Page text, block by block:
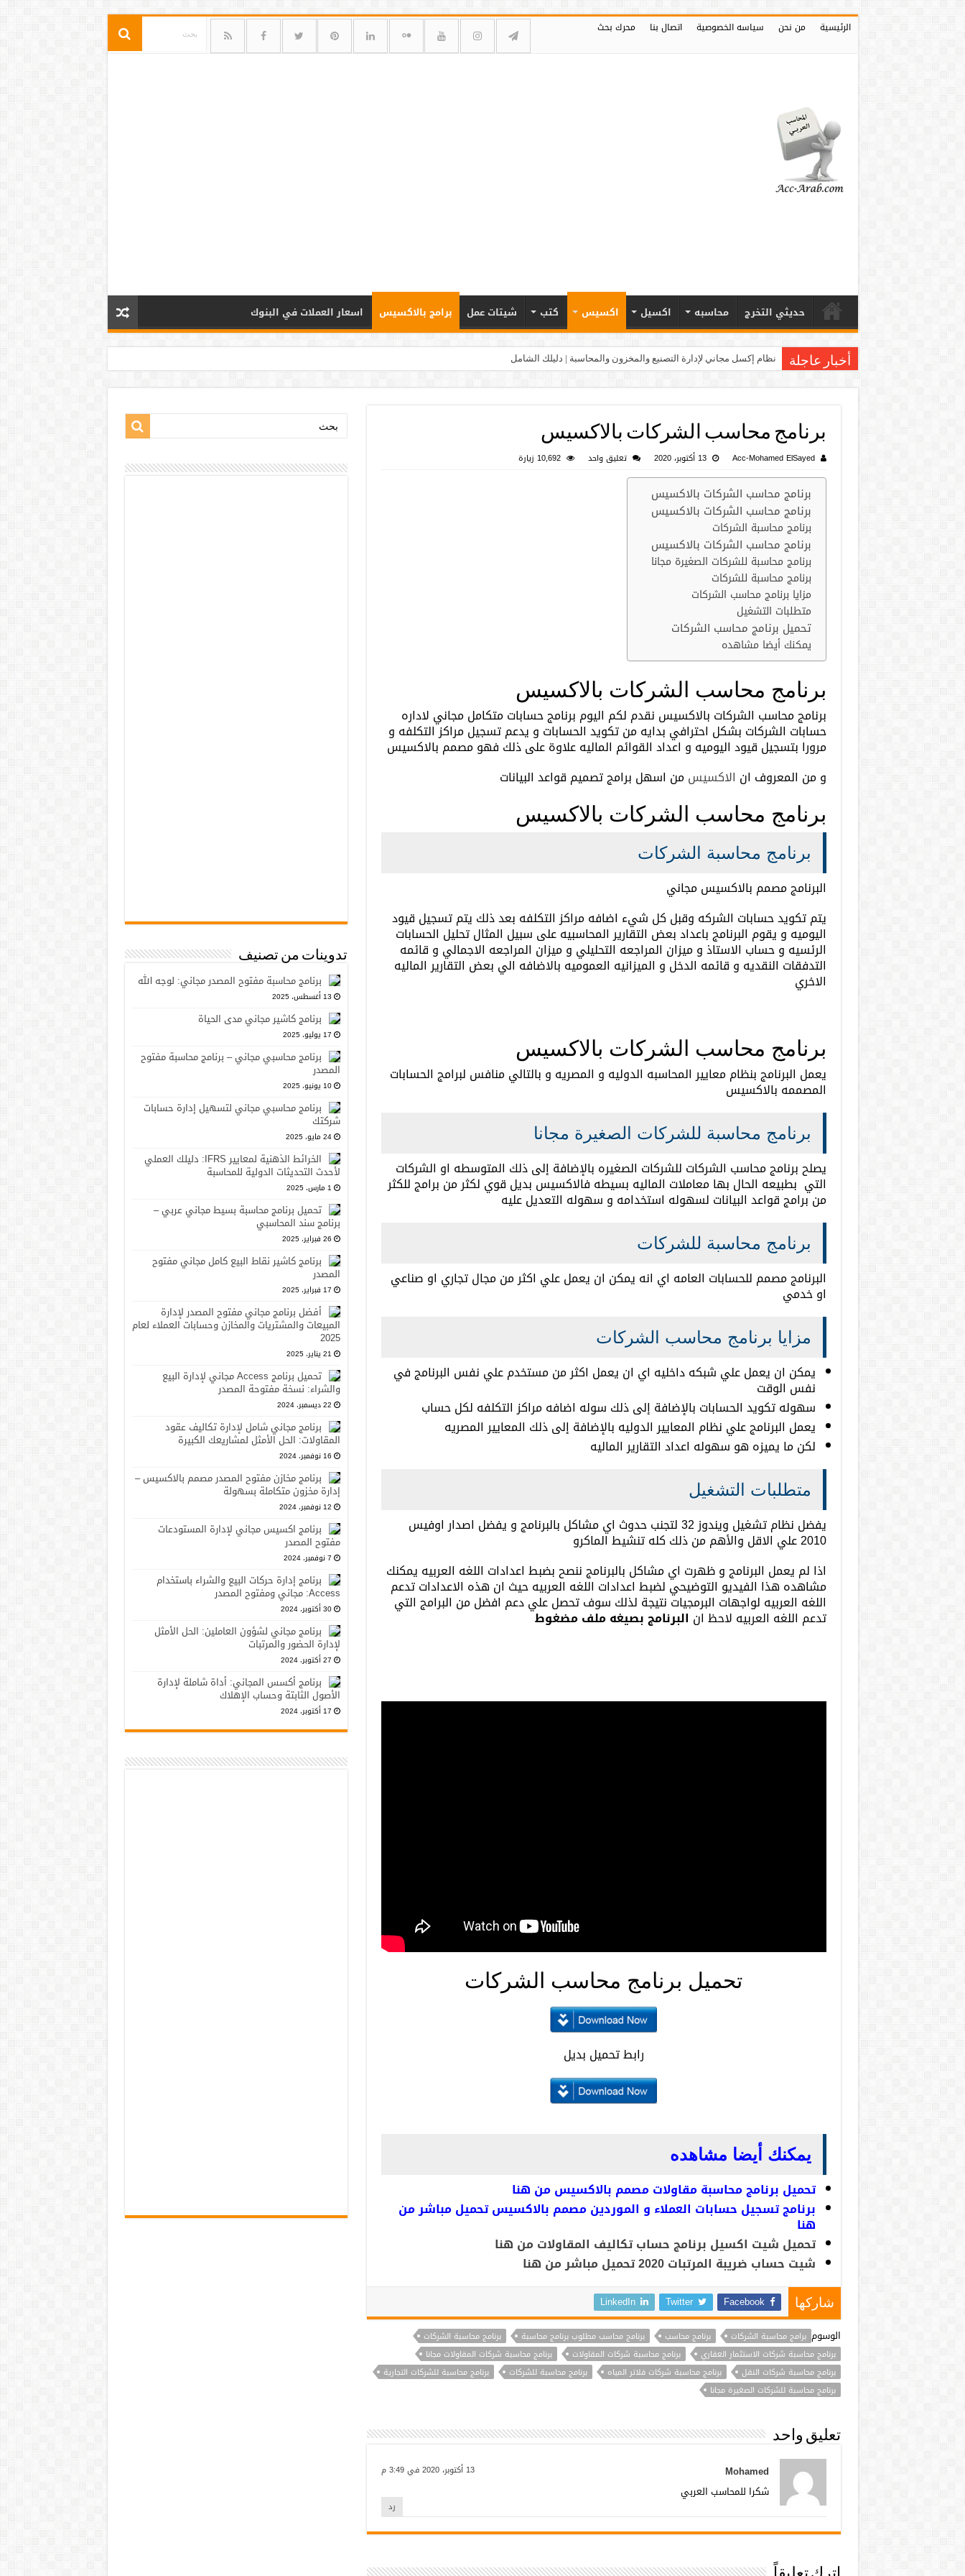
الرئيسية من نحن سياسه الخصوصية اتصال بنا محرك بحث
حديثي التخرج محاسبه اكسيل اكسيس كتب شيتات عمل برامج بالاكسيس اسعار العملات في البنوك
أخبار عاجلة تحميل شيت إكسل متكامل لإدارة المبيعات والمخازن مع واجهة مبسطة
برنامج محاسب الشركات بالاكسيس
Acc-Mohamed ElSayed 13 أكتوبر، 2020 تعليق واحد 10,692 زيارة
برنامج محاسب الشركات بالاكسيس
برنامج محاسب الشركات بالاكسيس
برنامج محاسبة الشركات
برنامج محاسب الشركات بالاكسيس
برنامج محاسبة للشركات الصغيرة مجانا
برنامج محاسبة للشركات
مزايا برنامج محاسب الشركات
متطلبات التشغيل
تحميل برنامج محاسب الشركات
يمكنك أيضا مشاهده
برنامج محاسب الشركات بالاكسيس
برنامج محاسب الشركات بالاكسيس نقدم لكم اليوم برنامج حسابات متكامل مجاني لاداره
حسابات الشركات بشكل احترافي بدايه من تكويد الحسابات و يدعم تسجيل مراكز التكلفه و
مرورا بتسجيل قيود اليوميه و اعداد القوائم الماليه علاوة على ذلك فهو مصمم بالاكسيس
و من المعروف ان الاكسيسمن اسهل برامج تصميم قواعد البيانات
برنامج محاسب الشركات بالاكسيس
برنامج محاسبة الشركات
البرنامج مصمم بالاكسيس مجاني
يتم تكويد حسابات الشركه وقبل كل شيء اضافه مراكز التكلفه بعد ذلك يتم تسجيل قيود
اليوميه و يقوم البرنامج باعداد بعض التقارير المحاسبيه على سبيل المثال تحليل الحسابات
الرئسيه و حساب الاستاذ و ميزان المراجعه التحليلي و ميزان المراجعه الاجمالي و قائمه
التدفقات النقديه و قائمه الدخل و الميزانيه العموميه بالاضافه الي بعض التقارير الماليه
الاخري
برنامج محاسب الشركات بالاكسيس
يعمل البرنامج بنظام معايير المحاسبه الدوليه و المصريه و بالتالي منافس لبرامج الحسابات
المصممه بالاكسيس
برنامج محاسبة للشركات الصغيرة مجانا
يصلح برنامج محاسب الشركات للشركات الصغيره بالإضافة إلى ذلك المتوسطه او الشركات
التي بطبيعه الحال بها معاملات الماليه بسيطه فالاكسيس بديل قوي لكثر من برامج للكثر
من برامج قواعد البيانات لسهوله استخدامه و سهوله التعديل عليه
برنامج محاسبة للشركات
البرنامج مصمم للحسابات العامه اي انه يمكن ان يعمل علي اكثر من مجال تجاري او صناعي
او خدمي
مزايا برنامج محاسب الشركات
يمكن ان يعمل علي شبكه داخليه اي ان يعمل اكثر من مستخدم علي نفس البرنامج في
نفس الوقت
سهوله تكويد الحسابات بالإضافة إلى ذلك سوله اضافه مراكز التكلفه لكل حساب
يعمل البرنامج علي نظام المعايير الدوليه بالإضافة إلى ذلك المعايير المصريه
لكن ما يميزه هو سهوله اعداد التقارير الماليه
متطلبات التشغيل
يفضل نظام تشغيل ويندوز 32 لتجنب حدوث اي مشاكل بالبرنامج و يفضل اصدار اوفيس
2010 علي الاقل والأهم من ذلك كله تنشيط الماكرو
اذا لم يعمل البرنامج و ظهرت اي مشاكل بالبرنامج ننصح بضبط اعدادات اللغه العربيه يمكنك
مشاهده هذا الفيديو التوضيحي لضبط اعدادات اللغه العربيه حيث ان هذه الاعدادات تدعم
اللغه العربيه لواجهات البرمجيات نتيجة لذلك سوف تحصل علي دعم افضل من البرامج التي
تدعم اللغه العربيه لاحظ ان البرنامج بصيغه ملف مضغوط
تحميل برنامج محاسب الشركات
رابط تحميل بديل
يمكنك أيضا مشاهده
تحميل برنامج محاسبة مقاولات مصمم بالاكسيس من هنا
برنامج تسجيل حسابات العملاء و الموردين مصمم بالاكسيس تحميل مباشر من
هنا
تحميل شيت اكسيل برنامج حساب تكاليف المقاولات من هنا
شيت حساب ضريبة المرتبات 2020 تحميل مباشر من هنا
شاركها Facebook
Twitter
LinkedIn
الوسوم برامج محاسبة الشركات برنامج محاسب برنامج محاسب مطلوب برنامج محاسبة
برنامج محاسبة الشركات
برنامج محاسبة شركات الاستثمار العقاري
برنامج محاسبة شركات المقاولات
برنامج محاسبة شركات المقاولات مجانا
برنامج محاسبة شركات النقل
برنامج محاسبة شركات فلاتر المياه برنامج محاسبة للشركات
برنامج محاسبة للشركات التجارية
برنامج محاسبة للشركات الصغيرة مجانا
تعليق واحد
Mohamed 13 أكتوبر، 2020 في 3:49 م
شكرا للمحاسب العربي
رد
بحث:
تدوينات من تصنيف
برنامج محاسبة مفتوح المصدر مجاني: لوجه الله
13 أغسطس، 2025
برنامج كاشير مجاني مدى الحياة
17 يوليو، 2025
برنامج محاسبي مجاني – برنامج محاسبة مفتوح
المصدر
10 يونيو، 2025
برنامج محاسبي مجاني لتسهيل إدارة حسابات
شركتك
24 مايو، 2025
الخرائط الذهنية لمعايير IFRS: دليلك العملي
لأحدث التحديثات الدولية للمحاسبة
1 مارس، 2025
تحميل برنامج محاسبة بسيط مجاني عربي –
برنامج سند المحاسبي
26 فبراير، 2025
برنامج كاشير نقاط البيع كامل مجاني مفتوح
المصدر
17 فبراير، 2025
أفضل برنامج مجاني مفتوح المصدر لإدارة
المبيعات والمشتريات والمخازن وحسابات العملاء لعام
2025
21 يناير، 2025
تحميل برنامج Access مجاني لإدارة البيع
والشراء: نسخة مفتوحة المصدر
22 ديسمبر، 2024
برنامج مجاني شامل لإدارة تكاليف عقود
المقاولات: الحل الأمثل لمشاريعك الكبيرة
16 نوفمبر، 2024
برنامج مخازن مفتوح المصدر مصمم بالاكسيس –
إدارة مخزون متكاملة بسهولة
12 نوفمبر، 2024
برنامج اكسيس مجاني لإدارة المستودعات
مفتوح المصدر
7 نوفمبر، 2024
برنامج إدارة حركات البيع والشراء باستخدام
Access: مجاني ومفتوح المصدر
30 أكتوبر، 2024
برنامج مجاني لشؤون العاملين: الحل الأمثل
لإدارة الحضور والمرتبات
27 أكتوبر، 2024
برنامج أكسس المجاني: أداة شاملة لإدارة
الأصول الثابتة وحساب الإهلاك
17 أكتوبر، 2024